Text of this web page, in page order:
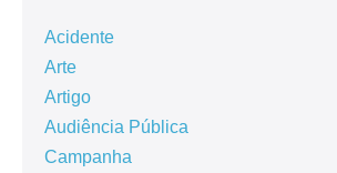
Acidente
Arte
Artigo
Audiência Pública
Campanha